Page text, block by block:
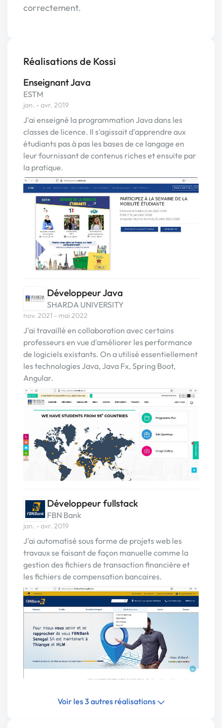
correctement.
Réalisations de Kossi
Enseignant Java
ESTM
jan. - avr. 2019
J'ai enseigné la programmation Java dans les
classes de licence. Il s'agissait d'apprendre aux
étudiants pas à pas les bases de ce langage en
leur fournissant de contenus riches et ensuite par
la pratique.
Développeur Java
SHARDA UNIVERSITY
nov. 2021 - mai 2022
J'ai travaillé en collaboration avec certains
professeurs en vue d'améliorer les performance
de logiciels existants. On a utilisé essentiellement
les technologies Java, Java Fx, Spring Boot,
Angular.
Développeur fullstack
FBN Bank
jan. - avr. 2019
J'ai automatisé sous forme de projets web les
travaux se faisant de façon manuelle comme la
gestion des fichiers de transaction financière et
les fichiers de compensation bancaires.
Voir les 3 autres réalisations